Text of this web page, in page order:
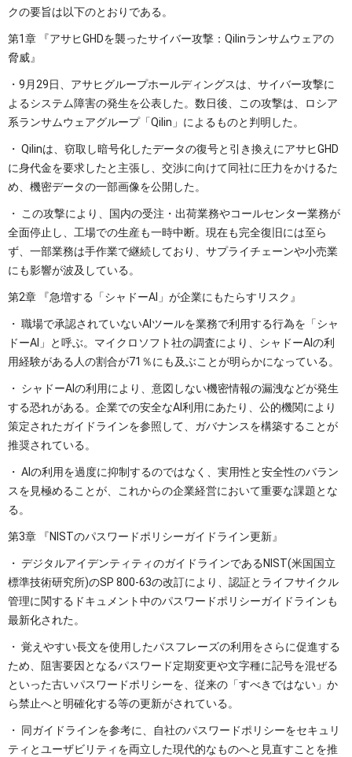
クの要旨は以下のとおりである。
第1章 『アサヒGHDを襲ったサイバー攻撃：Qilinランサムウェアの
脅威』
・9月29日、アサヒグループホールディングスは、サイバー攻撃に
よるシステム障害の発生を公表した。数日後、この攻撃は、ロシア
系ランサムウェアグループ「Qilin」によるものと判明した。
・ Qilinは、窃取し暗号化したデータの復号と引き換えにアサヒGHD
に身代金を要求したと主張し、交渉に向けて同社に圧力をかけるた
め、機密データの一部画像を公開した。
・ この攻撃により、国内の受注・出荷業務やコールセンター業務が
全面停止し、工場での生産も一時中断。現在も完全復旧には至ら
ず、一部業務は手作業で継続しており、サプライチェーンや小売業
にも影響が波及している。
第2章 『急増する「シャドーAI」が企業にもたらすリスク』
・ 職場で承認されていないAIツールを業務で利用する行為を「シャ
ドーAI」と呼ぶ。マイクロソフト社の調査により、シャドーAIの利
用経験がある人の割合が71％にも及ぶことが明らかになっている。
・ シャドーAIの利用により、意図しない機密情報の漏洩などが発生
する恐れがある。企業での安全なAI利用にあたり、公的機関により
策定されたガイドラインを参照して、ガバナンスを構築することが
推奨されている。
・ AIの利用を過度に抑制するのではなく、実用性と安全性のバラン
スを見極めることが、これからの企業経営において重要な課題とな
る。
第3章 『NISTのパスワードポリシーガイドライン更新』
・ デジタルアイデンティティのガイドラインであるNIST(米国国立
標準技術研究所)のSP 800-63の改訂により、認証とライフサイクル
管理に関するドキュメント中のパスワードポリシーガイドラインも
最新化された。
・ 覚えやすい長文を使用したパスフレーズの利用をさらに促進する
ため、阻害要因となるパスワード定期変更や文字種に記号を混ぜる
といった古いパスワードポリシーを、従来の「すべきではない」か
ら禁止へと明確化する等の更新がされている。
・ 同ガイドラインを参考に、自社のパスワードポリシーをセキュリ
ティとユーザビリティを両立した現代的なものへと見直すことを推